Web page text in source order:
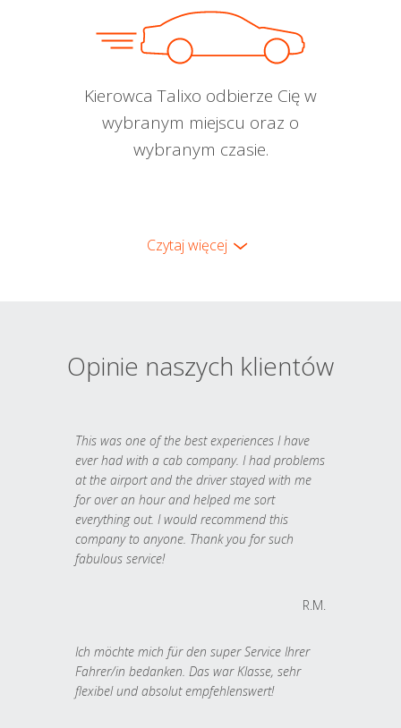
Kierowca Talixo odbierze Cię w
wybranym miejscu oraz o
wybranym czasie.
Czytaj więcej
Opinie naszych klientów
This was one of the best experiences I have
ever had with a cab company. I had problems
at the airport and the driver stayed with me
for over an hour and helped me sort
everything out. I would recommend this
company to anyone. Thank you for such
fabulous service!
R.M.
Ich möchte mich für den super Service Ihrer
Fahrer/in bedanken. Das war Klasse, sehr
flexibel und absolut empfehlenswert!